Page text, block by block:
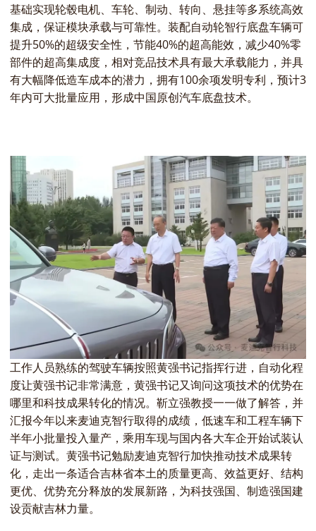
基础实现轮毂电机、车轮、制动、转向、悬挂等多系统高效
集成，保证模块承载与可靠性。装配自动轮智行底盘车辆可
提升50%的超级安全性，节能40%的超高能效，减少40%零
部件的超高集成度，相对竞品技术具有最大承载能力，并具
有大幅降低造车成本的潜力，拥有100余项发明专利，预计3
年内可大批量应用，形成中国原创汽车底盘技术。
工作人员熟练的驾驶车辆按照黄强书记指挥行进，自动化程
度让黄强书记非常满意，黄强书记又询问这项技术的优势在
哪里和科技成果转化的情况。靳立强教授一一做了解答，并
汇报今年以来麦迪克智行取得的成绩，低速车和工程车辆下
半年小批量投入量产，乘用车现与国内各大车企开始试装认
证与测试。黄强书记勉励麦迪克智行加快推动技术成果转
化，走出一条适合吉林省本土的质量更高、效益更好、结构
更优、优势充分释放的发展新路，为科技强国、制造强国建
设贡献吉林力量。